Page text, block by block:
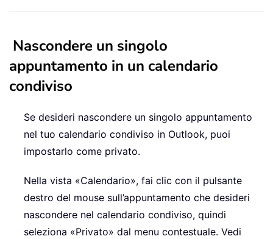
Nascondere un singolo
appuntamento in un calendario
condiviso
Se desideri nascondere un singolo appuntamento
nel tuo calendario condiviso in Outlook, puoi
impostarlo come privato.
Nella vista «Calendario», fai clic con il pulsante
destro del mouse sull’appuntamento che desideri
nascondere nel calendario condiviso, quindi
seleziona «Privato» dal menu contestuale. Vedi